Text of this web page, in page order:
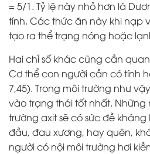
= 5/1. Tỷ lệ này nhỏ hơn là
tính. Các thức ăn này khi nạp
tạo ra thể trạng nóng hoặc
Hai chỉ số khác cũng cần
Cơ thể con người cần có tính
7,45). Trong môi trường như
vào trạng thái tốt nhất. Những
trường axit sẽ có sức đề
đầu, đau xương, hay quên,
người có nội môi trường hơi